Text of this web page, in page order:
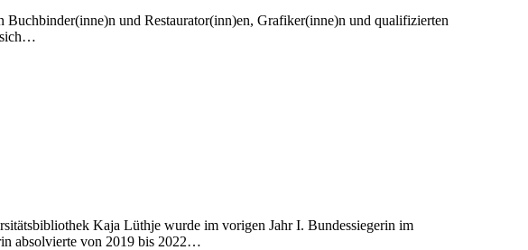
und Restaurator(inn)en, Grafiker(inne)n und qualifizierten
sich…
Kaja Lüthje wurde im vorigen Jahr I. Bundessiegerin im
absolvierte von 2019 bis 2022…